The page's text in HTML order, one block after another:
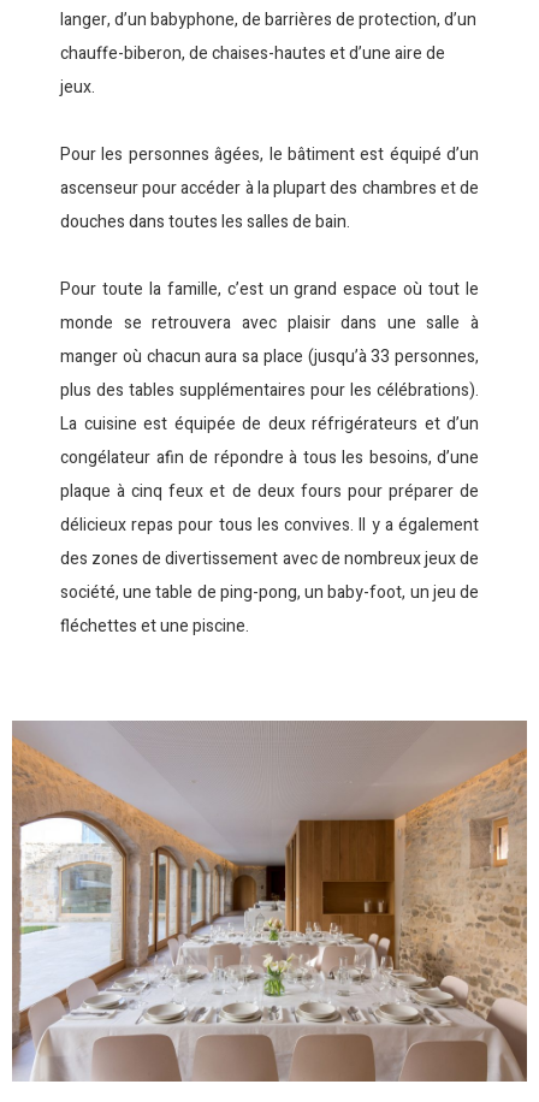
langer, d’un babyphone, de barrières de protection, d’un
chauffe-biberon, de chaises-hautes et d’une aire de
jeux.
Pour les personnes âgées, le bâtiment est équipé d’un
ascenseur pour accéder à la plupart des chambres et de
douches dans toutes les salles de bain.
Pour toute la famille, c’est un grand espace où tout le
monde se retrouvera avec plaisir dans une salle à
manger où chacun aura sa place (jusqu’à 33 personnes,
plus des tables supplémentaires pour les célébrations).
La cuisine est équipée de deux réfrigérateurs et d’un
congélateur afin de répondre à tous les besoins, d’une
plaque à cinq feux et de deux fours pour préparer de
délicieux repas pour tous les convives. Il y a également
des zones de divertissement avec de nombreux jeux de
société, une table de ping-pong, un baby-foot, un jeu de
fléchettes et une piscine.